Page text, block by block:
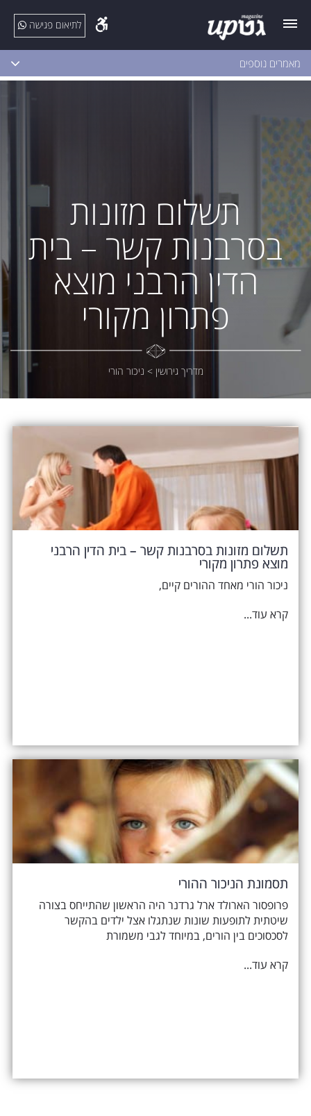
לתיאום פגישה
מאמרים נוספים
תשלום מזונות
בסרבנות קשר – בית
הדין הרבני מוצא
פתרון מקורי
מדריך גירושין > ניכור הורי
תשלום מזונות בסרבנות קשר – בית הדין הרבני
מוצא פתרון מקורי
ניכור הורי מאחד ההורים קיים,
קרא עוד...
תסמונת הניכור ההורי
פרופסור הארולד ארל גרדנר היה הראשון שהתייחס בצורה
שיטתית לתופעות שונות שנתגלו אצל ילדים בהקשר
לסכסוכים בין הורים, במיוחד לגבי משמורת
קרא עוד...